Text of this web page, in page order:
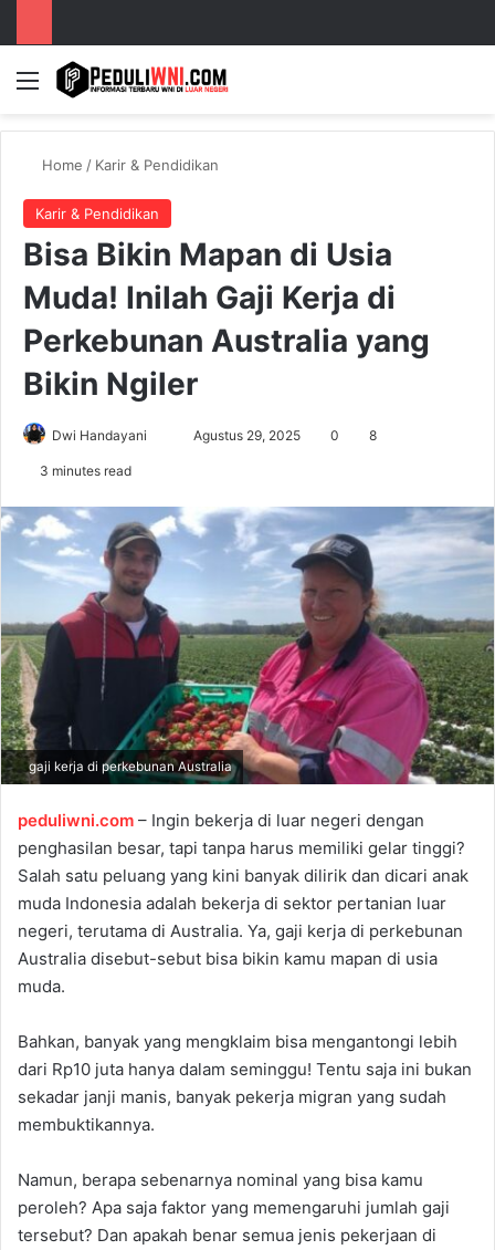
Menu
Home / Karir & Pendidikan
Karir & Pendidikan
Bisa Bikin Mapan di Usia
Muda! Inilah Gaji Kerja di
Perkebunan Australia yang
Bikin Ngiler
Dwi Handayani
d
a
m
a
l
Agustus 29, 2025 0 8
3 minutes read
gaji kerja di perkebunan Australia
peduliwni.com – Ingin bekerja di luar negeri dengan
penghasilan besar, tapi tanpa harus memiliki gelar tinggi?
Salah satu peluang yang kini banyak dilirik dan dicari anak
muda Indonesia adalah bekerja di sektor pertanian luar
negeri, terutama di Australia. Ya, gaji kerja di perkebunan
Australia disebut-sebut bisa bikin kamu mapan di usia
muda.
Bahkan, banyak yang mengklaim bisa mengantongi lebih
dari Rp10 juta hanya dalam seminggu! Tentu saja ini bukan
sekadar janji manis, banyak pekerja migran yang sudah
membuktikannya.
Namun, berapa sebenarnya nominal yang bisa kamu
peroleh? Apa saja faktor yang memengaruhi jumlah gaji
tersebut? Dan apakah benar semua jenis pekerjaan di